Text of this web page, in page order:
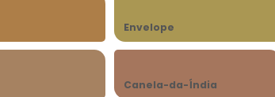
Envelope
Canela-da-Índia